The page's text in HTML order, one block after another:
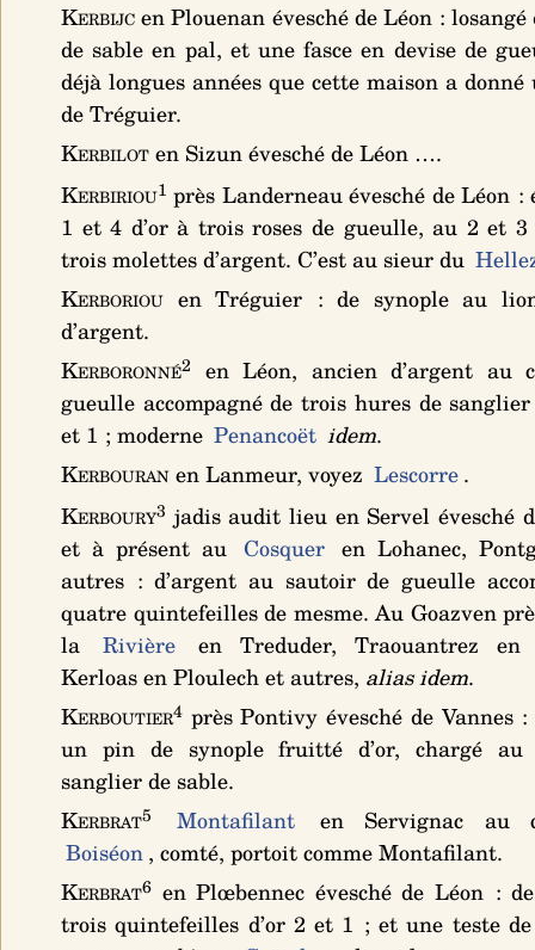
Kerbijcen Plouenan évesché de Léon :losangé
de sable en pal, et une fasce en devise de
déjà longues années que cette maison a
de Tréguier.
Kerbiloten Sizun évesché de Léon ….
Kerbiriou1 près Landerneau évesché de Léon :
1 et 4 d’or à trois roses de gueulle, au 2 et 3
trois molettes d’argent. C’est au sieur du
Kerboriou en Tréguier :de synople au
d’argent.
Kerboronné2 en Léon, ancien d’argent au
gueulle accompagné de trois hures de
et 1 ; moderne Penancoët idem.
Kerbouranen Lanmeur, voyez Lescorre.
Kerboury3 jadis audit lieu en Servel évesché
et à présent au Cosquer en Lohanec,
autres :d’argent au sautoir de gueulle
quatre quintefeilles de mesme. Au Goazven
la
Rivière
en Treduder, Traouantrez en
Kerloas en Ploulech et autres, alias idem.
Kerboutier4 près Pontivy évesché de Vannes
un pin de synople fruitté d’or, chargé au
sanglier de sable.
Kerbrat5 Montafilant
en Servignac au
Boiséon, comté, portoit comme Montafilant.
Kerbrat6 en Plœbennec évesché de Léon :
trois quintefeilles d’or 2 et 1 ; et une teste